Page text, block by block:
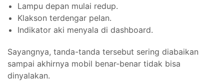
Lampu depan mulai redup.
Klakson terdengar pelan.
Indikator aki menyala di dashboard.
Sayangnya, tanda-tanda tersebut sering diabaikan
sampai akhirnya mobil benar-benar tidak bisa
dinyalakan.